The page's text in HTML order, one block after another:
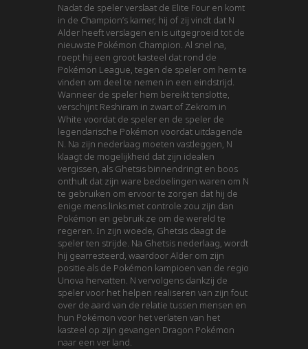
Nadat de speler verslaat de Elite Four en komt
in de Champion’s kamer, hij of zij vindt dat N
Alder heeft verslagen en is uitgegroeid tot de
nieuwste Pokémon Champion. Al snel na,
roept hij een groot kasteel dat rond de
Pokémon League, tegen de speler om hem te
vinden om deel te nemen in een eindstrijd.
Wanneer de speler hem bereikt tenslotte,
verschijnt Reshiram in zwart of Zekrom in
White voordat de speler en de speler de
legendarische Pokémon voordat uitdagende
N. Na zijn nederlaag moeten vastleggen, N
klaagt de mogelijkheid dat zijn idealen
vergissen, als Ghetsis binnendringt en boos
onthult dat zijn ware bedoelingen waren om N
te gebruiken om ervoor te zorgen dat hij de
enige mens links met controle zou zijn dan
Pokémon en gebruik ze om de wereld te
regeren. In zijn woede, Ghetsis daagt de
speler ten strijde. Na Ghetsis nederlaag, wordt
hij gearresteerd, waardoor Alder om zijn
positie als de Pokémon kampioen van de regio
Unova hervatten. N vervolgens dankzij de
speler voor het helpen realiseren van zijn fout
over de aard van de relatie tussen mensen en
hun Pokémon voor het verlaten van het
kasteel op zijn gevangen Dragon Pokémon
naar een ver land.